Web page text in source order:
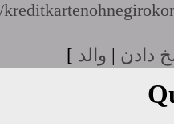
دادن | والد ]